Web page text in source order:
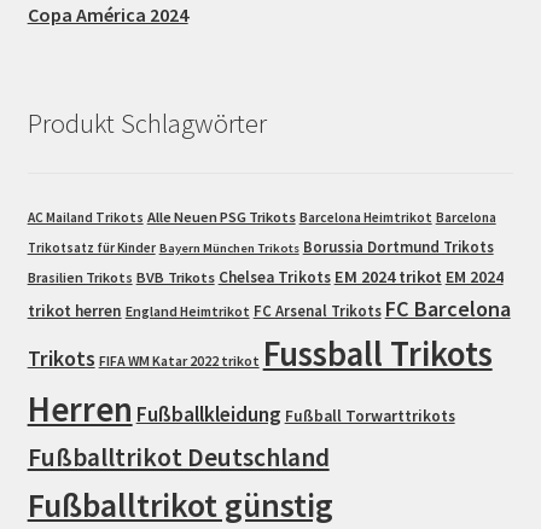
Copa América 2024
Produkt Schlagwörter
AC Mailand Trikots Alle Neuen PSG Trikots Barcelona Heimtrikot Barcelona
Trikotsatz für Kinder Bayern München Trikots Borussia Dortmund Trikots
Brasilien Trikots BVB Trikots Chelsea Trikots EM 2024 trikot EM 2024
trikot herren England Heimtrikot FC Arsenal Trikots FC Barcelona
Trikots FIFA WM Katar 2022 trikot Fussball Trikots
Herren Fußballkleidung Fußball Torwarttrikots
Fußballtrikot Deutschland
Fußballtrikot günstig